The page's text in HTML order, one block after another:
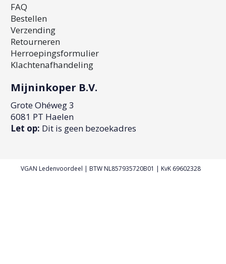
FAQ
Bestellen
Verzending
Retourneren
Herroepingsformulier
Klachtenafhandeling
Mijninkoper B.V.
Grote Ohéweg 3
6081 PT Haelen
Let op: Dit is geen bezoekadres
VGAN Ledenvoordeel | BTW NL857935720B01 | KvK 69602328